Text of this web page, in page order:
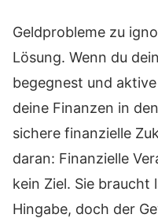
Geldprobleme zu
Lösung. Wenn du
begegnest und
deine Finanzen in
sichere finanzielle
daran: Finanzielle
kein Ziel. Sie braucht
Hingabe, doch der